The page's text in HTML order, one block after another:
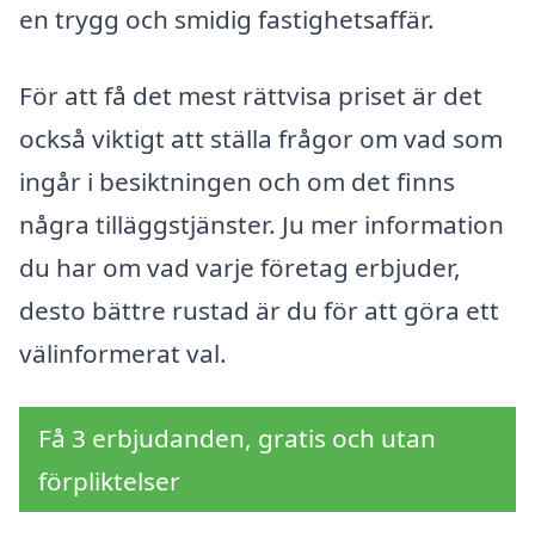
en trygg och smidig fastighetsaffär.
För att få det mest rättvisa priset är det
också viktigt att ställa frågor om vad som
ingår i besiktningen och om det finns
några tilläggstjänster. Ju mer information
du har om vad varje företag erbjuder,
desto bättre rustad är du för att göra ett
välinformerat val.
Få 3 erbjudanden, gratis och utan
förpliktelser